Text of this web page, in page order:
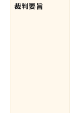
裁判要旨